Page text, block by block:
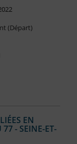
(Départ)
EN
- SEINE-ET-